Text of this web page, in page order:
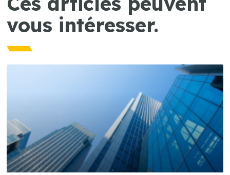
vous intéresser.